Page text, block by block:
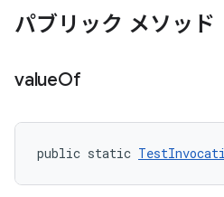
パブリック メソッド
valueOf
public static